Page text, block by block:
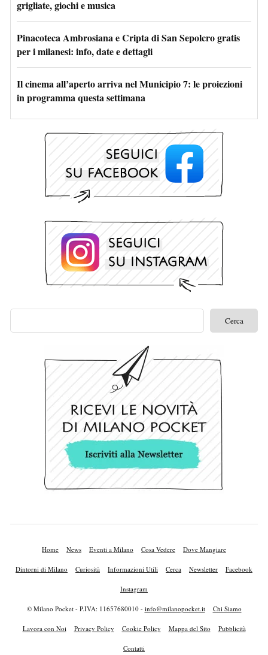
grigliate, giochi e musica
Pinacoteca Ambrosiana e Cripta di San Sepolcro gratis
per i milanesi: info, date e dettagli
Il cinema all’aperto arriva nel Municipio 7: le proiezioni
in programma questa settimana
Home News Eventi a Milano Cosa Vedere Dove Mangiare
Dintorni di Milano Curiosità Informazioni Utili Cerca Newsletter Facebook
Instagram
© Milano Pocket - P.IVA: 11657680010 - info@milanopocket.it Chi Siamo
Lavora con Noi Privacy Policy Cookie Policy Mappa del Sito Pubblicità
Contatti